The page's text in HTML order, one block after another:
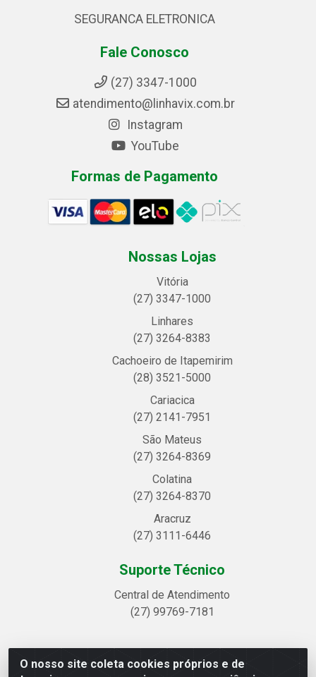
O nosso site coleta cookies próprios e de
SEGURANCA ELETRONICA
Fale Conosco
(27) 3347-1000
atendimento@linhavix.com.br
Instagram
YouTube
Formas de Pagamento
Nossas Lojas
Vitória
(27) 3347-1000
Linhares
(27) 3264-8383
Cachoeiro de Itapemirim
(28) 3521-5000
Cariacica
(27) 2141-7951
São Mateus
(27) 3264-8369
Colatina
(27) 3264-8370
Aracruz
(27) 3111-6446
Suporte Técnico
Central de Atendimento
(27) 99769-7181
Linhavix Distribuidora LTDA - Avenida Alegre, 2521 -